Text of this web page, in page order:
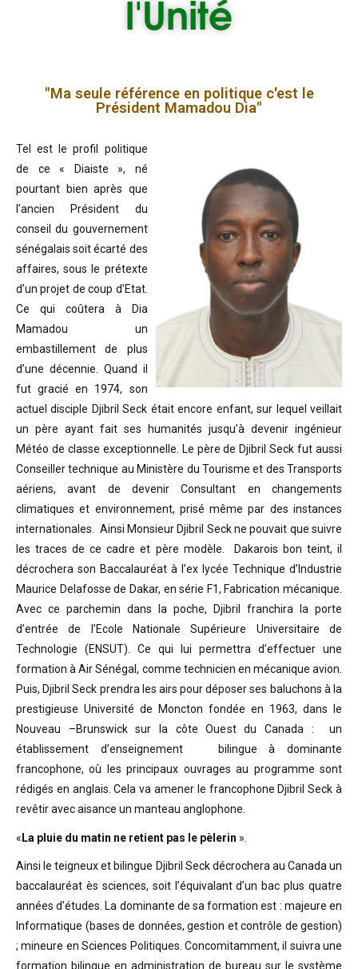
l'Unité
"Ma seule référence en politique c'est le
Président Mamadou Dia"
Tel est le profil politique
de ce « Diaiste », né
pourtant bien après que
l’ancien Président du
conseil du gouvernement
sénégalais soit écarté des
affaires, sous le prétexte
d’un projet de coup d’Etat.
Ce qui coûtera à Dia
Mamadou un
embastillement de plus
d’une décennie. Quand il
fut gracié en 1974, son
actuel disciple Djibril Seck était encore enfant, sur lequel veillait
un père ayant fait ses humanités jusqu’à devenir ingénieur
Météo de classe exceptionnelle. Le père de Djibril Seck fut aussi
Conseiller technique au Ministère du Tourisme et des Transports
aériens, avant de devenir Consultant en changements
climatiques et environnement, prisé même par des instances
internationales. Ainsi Monsieur Djibril Seck ne pouvait que suivre
les traces de ce cadre et père modèle. Dakarois bon teint, il
décrochera son Baccalauréat à l’ex lycée Technique d’Industrie
Maurice Delafosse de Dakar, en série F1, Fabrication mécanique.
Avec ce parchemin dans la poche, Djibril franchira la porte
d’entrée de l’Ecole Nationale Supérieure Universitaire de
Technologie (ENSUT). Ce qui lui permettra d’effectuer une
formation à Air Sénégal, comme technicien en mécanique avion.
Puis, Djibril Seck prendra les airs pour déposer ses baluchons à la
prestigieuse Université de Moncton fondée en 1963, dans le
Nouveau –Brunswick sur la côte Ouest du Canada : un
établissement d’enseignement bilingue à dominante
francophone, où les principaux ouvrages au programme sont
rédigés en anglais. Cela va amener le francophone Djibril Seck à
revêtir avec aisance un manteau anglophone.
«La pluie du matin ne retient pas le pèlerin ».
Ainsi le teigneux et bilingue Djibril Seck décrochera au Canada un
baccalauréat ès sciences, soit l’équivalant d’un bac plus quatre
années d’études. La dominante de sa formation est : majeure en
Informatique (bases de données, gestion et contrôle de gestion)
; mineure en Sciences Politiques. Concomitamment, il suivra une
formation bilingue en administration de bureau sur le système